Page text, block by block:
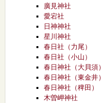
廣見神社
愛宕社
日神神社
星川神社
春日社（力尾）
春日社（小山）
春日神社（大貝須）
春日神社（東金井）
春日神社（稗田）
木曽岬神社